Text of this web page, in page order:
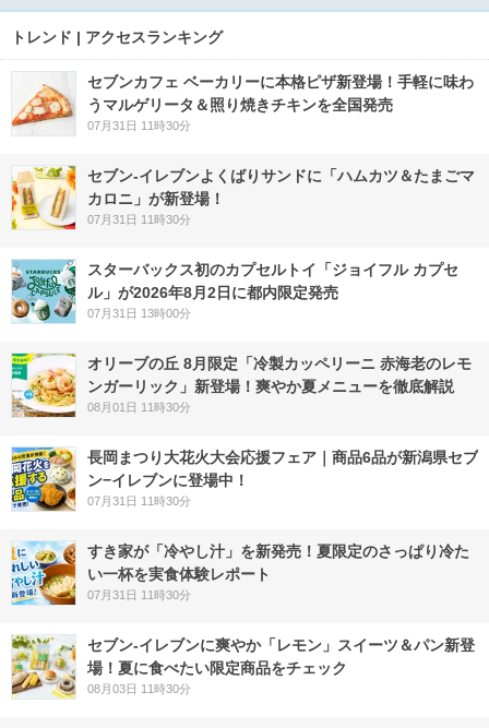
トレンド | アクセスランキング
セブンカフェ ベーカリーに本格ピザ新登場！手軽に味わ
うマルゲリータ＆照り焼きチキンを全国発売
07月31日 11時30分
セブン‐イレブンよくばりサンドに「ハムカツ＆たまごマ
カロニ」が新登場！
07月31日 11時30分
スターバックス初のカプセルトイ「ジョイフル カプセ
ル」が2026年8月2日に都内限定発売
07月31日 13時00分
オリーブの丘 8月限定「冷製カッペリーニ 赤海老のレモ
ンガーリック」新登場！爽やか夏メニューを徹底解説
08月01日 11時30分
長岡まつり大花火大会応援フェア｜商品6品が新潟県セブ
ン−イレブンに登場中！
07月31日 11時30分
すき家が「冷やし汁」を新発売！夏限定のさっぱり冷た
い一杯を実食体験レポート
07月31日 11時30分
セブン‐イレブンに爽やか「レモン」スイーツ＆パン新登
場！夏に食べたい限定商品をチェック
08月03日 11時30分